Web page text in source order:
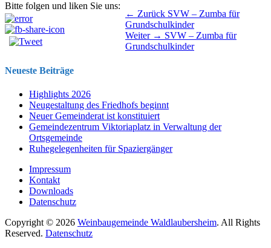
Bitte folgen und liken Sie uns:
Beitragsnavigation ← Zurück Vorhergehender
Beitrag:
SVW – Zumba für
Grundschulkinder
Weiter → Nächster
Beitrag:
SVW – Zumba für
Grundschulkinder
Neueste Beiträge
Highlights 2026
Neugestaltung des Friedhofs beginnt
Neuer Gemeinderat ist konstituiert
Gemeindezentrum Viktoriaplatz in Verwaltung der
Ortsgemeinde
Ruhegelegenheiten für Spaziergänger
Impressum
Kontakt
Downloads
Datenschutz
Copyright © 2026 Weinbaugemeinde Waldlaubersheim. All Rights
Reserved. Datenschutz